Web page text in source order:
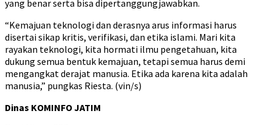
yang benar serta bisa dipertanggungjawabkan.
“Kemajuan teknologi dan derasnya arus informasi harus
disertai sikap kritis, verifikasi, dan etika islami. Mari kita
rayakan teknologi, kita hormati ilmu pengetahuan, kita
dukung semua bentuk kemajuan, tetapi semua harus demi
mengangkat derajat manusia. Etika ada karena kita adalah
manusia,” pungkas Riesta. (vin/s)
Dinas KOMINFO JATIM